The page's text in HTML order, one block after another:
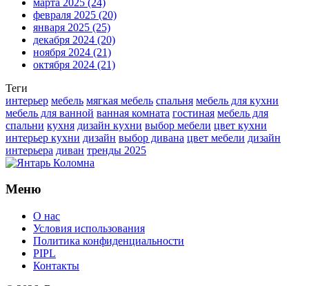
февраля 2025 (20)
января 2025 (25)
декабря 2024 (20)
ноября 2024 (21)
октября 2024 (21)
Теги
интерьер мебель мягкая мебель спальня мебель для кухни
мебель для ванной ванная комната гостиная мебель для
спальни кухня дизайн кухни выбор мебели цвет кухни
интерьер кухни дизайн выбор дивана цвет мебели дизайн
интерьера диван тренды 2025
Меню
О нас
Условия использования
Политика конфиденциальности
PIPL
Контакты